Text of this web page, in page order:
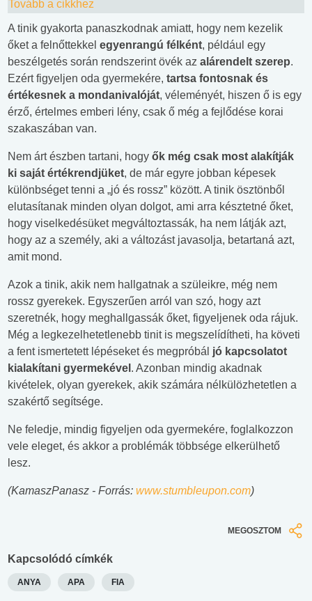
Tovább a cikkhez
A tinik gyakorta panaszkodnak amiatt, hogy nem kezelik
őket a felnőttekkel egyenrangú félként, például egy
beszélgetés során rendszerint övék az alárendelt szerep.
Ezért figyeljen oda gyermekére, tartsa fontosnak és
értékesnek a mondanivalóját, véleményét, hiszen ő is egy
érző, értelmes emberi lény, csak ő még a fejlődése korai
szakaszában van.
Nem árt észben tartani, hogy ők még csak most alakítják
ki saját értékrendjüket, de már egyre jobban képesek
különbséget tenni a „jó és rossz” között. A tinik ösztönből
elutasítanak minden olyan dolgot, ami arra késztetné őket,
hogy viselkedésüket megváltoztassák, ha nem látják azt,
hogy az a személy, aki a változást javasolja, betartaná azt,
amit mond.
Azok a tinik, akik nem hallgatnak a szüleikre, még nem
rossz gyerekek. Egyszerűen arról van szó, hogy azt
szeretnék, hogy meghallgassák őket, figyeljenek oda rájuk.
Még a legkezelhetetlenebb tinit is megszelídítheti, ha követi
a fent ismertetett lépéseket és megpróbál jó kapcsolatot
kialakítani gyermekével . Azonban mindig akadnak
kivételek, olyan gyerekek, akik számára nélkülözhetetlen a
szakértő segítsége.
Ne feledje, mindig figyeljen oda gyermekére, foglalkozzon
vele eleget, és akkor a problémák többsége elkerülhető
lesz.
(KamaszPanasz - Forrás: www.stumbleupon.com)
MEGOSZTOM
Kapcsolódó címkék
ANYA APA FIA